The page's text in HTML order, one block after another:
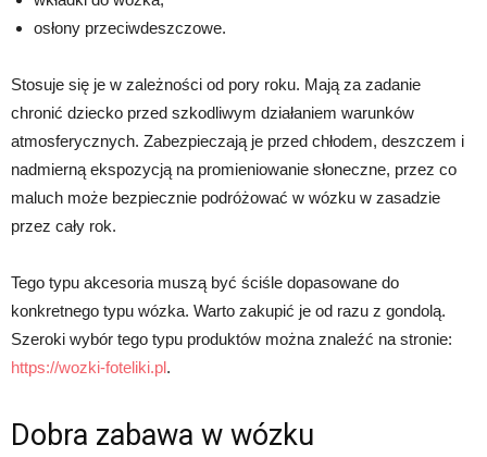
osłony przeciwdeszczowe.
Stosuje się je w zależności od pory roku. Mają za zadanie
chronić dziecko przed szkodliwym działaniem warunków
atmosferycznych. Zabezpieczają je przed chłodem, deszczem i
nadmierną ekspozycją na promieniowanie słoneczne, przez co
maluch może bezpiecznie podróżować w wózku w zasadzie
przez cały rok.
Tego typu akcesoria muszą być ściśle dopasowane do
konkretnego typu wózka. Warto zakupić je od razu z gondolą.
Szeroki wybór tego typu produktów można znaleźć na stronie:
https://wozki-foteliki.pl.
Dobra zabawa w wózku